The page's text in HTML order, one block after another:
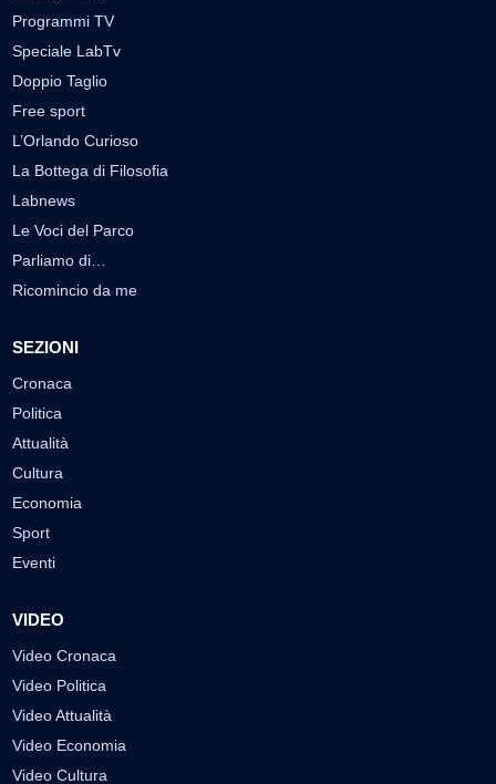
Programmi TV
Speciale LabTv
Doppio Taglio
Free sport
L’Orlando Curioso
La Bottega di Filosofia
Labnews
Le Voci del Parco
Parliamo di…
Ricomincio da me
SEZIONI
Cronaca
Politica
Attualità
Cultura
Economia
Sport
Eventi
VIDEO
Video Cronaca
Video Politica
Video Attualità
Video Economia
Video Cultura